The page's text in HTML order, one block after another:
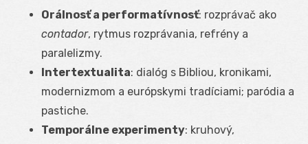
Orálnosť a performatívnosť: rozprávač ako
contador, rytmus rozprávania, refrény a
paralelizmy.
Intertextualita: dialóg s Bibliou, kronikami,
modernizmom a európskymi tradíciami; paródia a
pastiche.
Temporálne experimenty: kruhový,